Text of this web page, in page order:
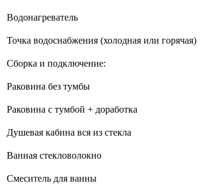
Водонагреватель
Точка водоснабжения (холодная или горячая)
Сборка и подключение:
Раковина без тумбы
Раковина с тумбой + доработка
Душевая кабина вся из стекла
Ванная стекловолокно
Смеситель для ванны